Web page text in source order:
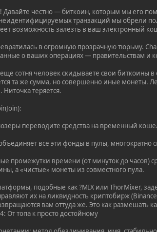
Давайте честно — биткоин, которым мы его
транзакций мы обрели
возможность залезть в ваш электронный
в огромную прозрачную тюрьму.
о ваших операциях — правительствам и
еще сотня человек скидываете свои
та же сумма, но совершенно иные монеты.
теряется.
переводите средства на временный
все эти фонды в пулы, многократно
промежутки времени (от минуток до часов)
а «чистые» монеты из совместного пула.
подобные как ?MIX или ThorMixer,
их на ликвидность криптобирж
вам оттуда же. Это как
От топа к просто достойному